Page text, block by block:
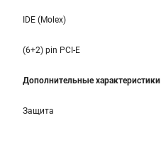
IDE (Molex)
(6+2) pin PCI-E
Дополнительные характеристики
Защита